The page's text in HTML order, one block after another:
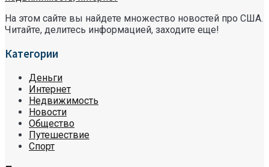
На этом сайте вы найдете множество новостей про США.
Читайте, делитесь информацией, заходите еще!
Категории
Деньги
Интернет
Недвижимость
Новости
Общество
Путешествие
Спорт